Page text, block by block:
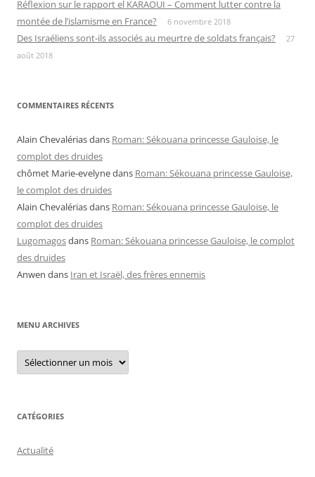
Réflexion sur le rapport el KARAOUI – Comment lutter contre la
montée de l’islamisme en France?
6 novembre 2018
Des Israéliens sont-ils associés au meurtre de soldats français?
27
août 2018
COMMENTAIRES RÉCENTS
Alain Chevalériasdans Roman: Sékouana princesse Gauloise, le
complot des druides
chômet Marie-evelynedans Roman: Sékouana princesse Gauloise,
le complot des druides
Alain Chevalériasdans Roman: Sékouana princesse Gauloise, le
complot des druides
Lugomagosdans Roman: Sékouana princesse Gauloise, le complot
des druides
Anwen dans Iran et Israël, des frères ennemis
MENU ARCHIVES
Menu
archives
CATÉGORIES
Actualité